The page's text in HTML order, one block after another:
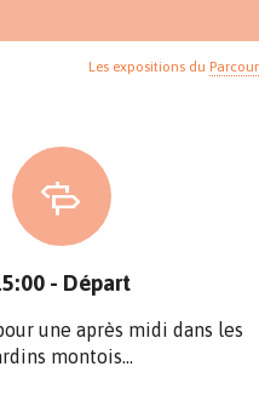
Les expositions du
- Départ
une après midi dans les
montois…